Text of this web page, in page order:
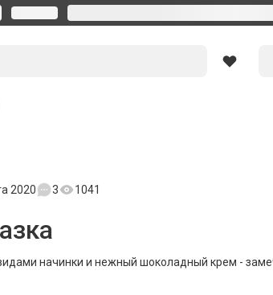
2020 3 1041
начинки и нежный шоколадный крем -